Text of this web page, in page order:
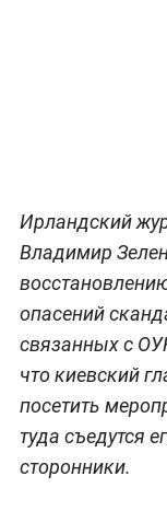
Ирландский
Владимир
опасений
связанных с
что киевский
посетить
туда съедутся
сторонники.